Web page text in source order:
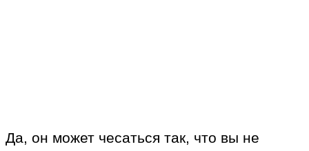
Да, он может чесаться так, что вы не